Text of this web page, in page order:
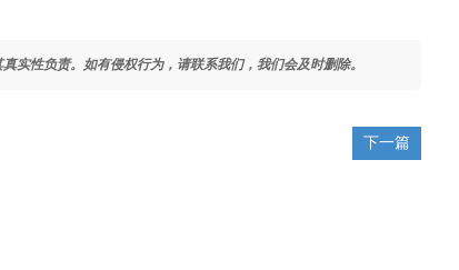
实性负责。如有侵权行为，请联系我们，我们会及时删除。
下一篇